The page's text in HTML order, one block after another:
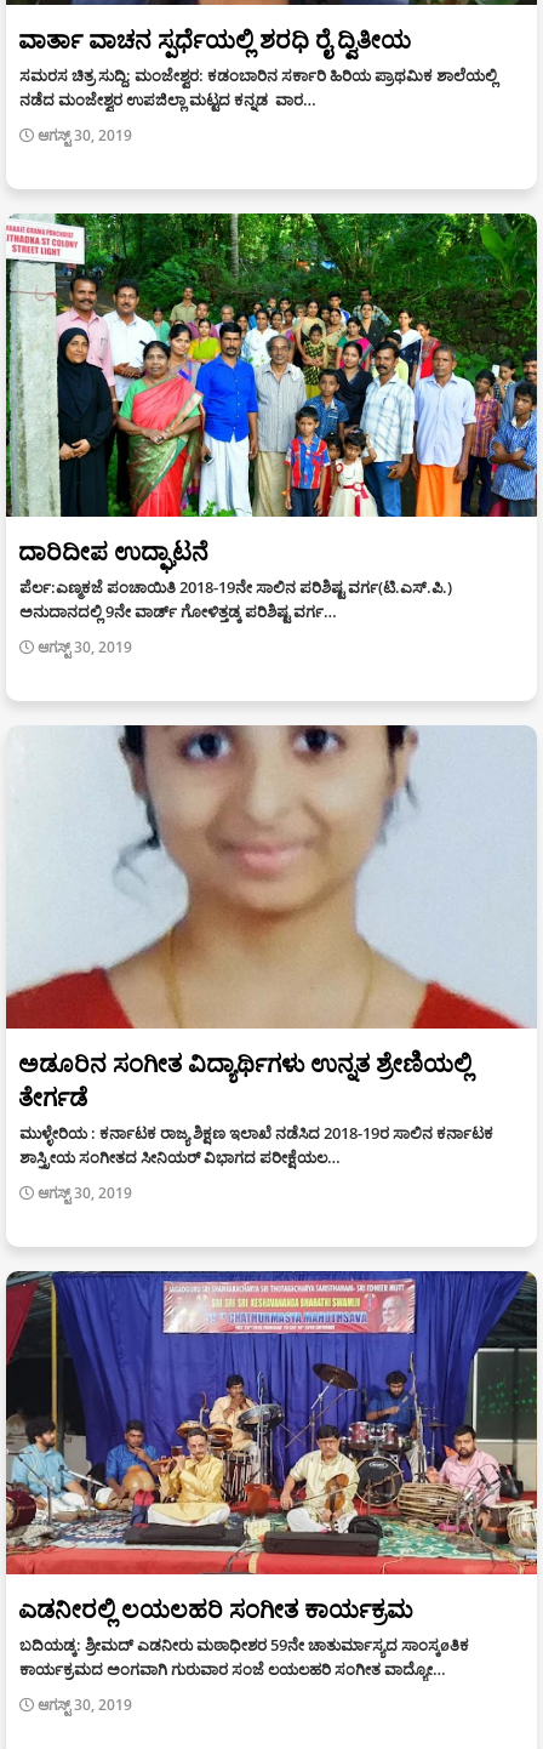
ವಾರ್ತಾ ವಾಚನ ಸ್ಪರ್ಧೆಯಲ್ಲಿ ಶರಧಿ ರೈ ದ್ವಿತೀಯ
ಸಮರಸ ಚಿತ್ರ ಸುದ್ದಿ: ಮಂಜೇಶ್ವರ: ಕಡಂಬಾರಿನ ಸರ್ಕಾರಿ ಹಿರಿಯ ಪ್ರಾಥಮಿಕ ಶಾಲೆಯಲ್ಲಿ
ನಡೆದ ಮಂಜೇಶ್ವರ ಉಪಜಿಲ್ಲಾ ಮಟ್ಟದ ಕನ್ನಡ ವಾರ…
ಆಗಸ್ಟ್ 30, 2019
ದಾರಿದೀಪ ಉದ್ಘಾಟನೆ
ಪೆರ್ಲ:ಎಣ್ಮಕಜೆ ಪಂಚಾಯಿತಿ 2018-19ನೇ ಸಾಲಿನ ಪರಿಶಿಷ್ಟ ವರ್ಗ(ಟಿ.ಎಸ್.ಪಿ.)
ಅನುದಾನದಲ್ಲಿ 9ನೇ ವಾರ್ಡ್ ಗೋಳಿತ್ತಡ್ಕ ಪರಿಶಿಷ್ಟ ವರ್ಗ…
ಆಗಸ್ಟ್ 30, 2019
ಅಡೂರಿನ ಸಂಗೀತ ವಿದ್ಯಾರ್ಥಿಗಳು ಉನ್ನತ ಶ್ರೇಣಿಯಲ್ಲಿ
ತೇರ್ಗಡೆ
ಮುಳ್ಳೇರಿಯ : ಕರ್ನಾಟಕ ರಾಜ್ಯ ಶಿಕ್ಷಣ ಇಲಾಖೆ ನಡೆಸಿದ 2018-19ರ ಸಾಲಿನ ಕರ್ನಾಟಕ
ಶಾಸ್ತ್ರೀಯ ಸಂಗೀತದ ಸೀನಿಯರ್ ವಿಭಾಗದ ಪರೀಕ್ಷೆಯಲ…
ಆಗಸ್ಟ್ 30, 2019
ಎಡನೀರಲ್ಲಿ ಲಯಲಹರಿ ಸಂಗೀತ ಕಾರ್ಯಕ್ರಮ
ಬದಿಯಡ್ಕ: ಶ್ರೀಮದ್ ಎಡನೀರು ಮಠಾಧೀಶರ 59ನೇ ಚಾತುರ್ಮಾಸ್ಯದ ಸಾಂಸ್ಕøತಿಕ
ಕಾರ್ಯಕ್ರಮದ ಅಂಗವಾಗಿ ಗುರುವಾರ ಸಂಜೆ ಲಯಲಹರಿ ಸಂಗೀತ ವಾದ್ಯೋ…
ಆಗಸ್ಟ್ 30, 2019